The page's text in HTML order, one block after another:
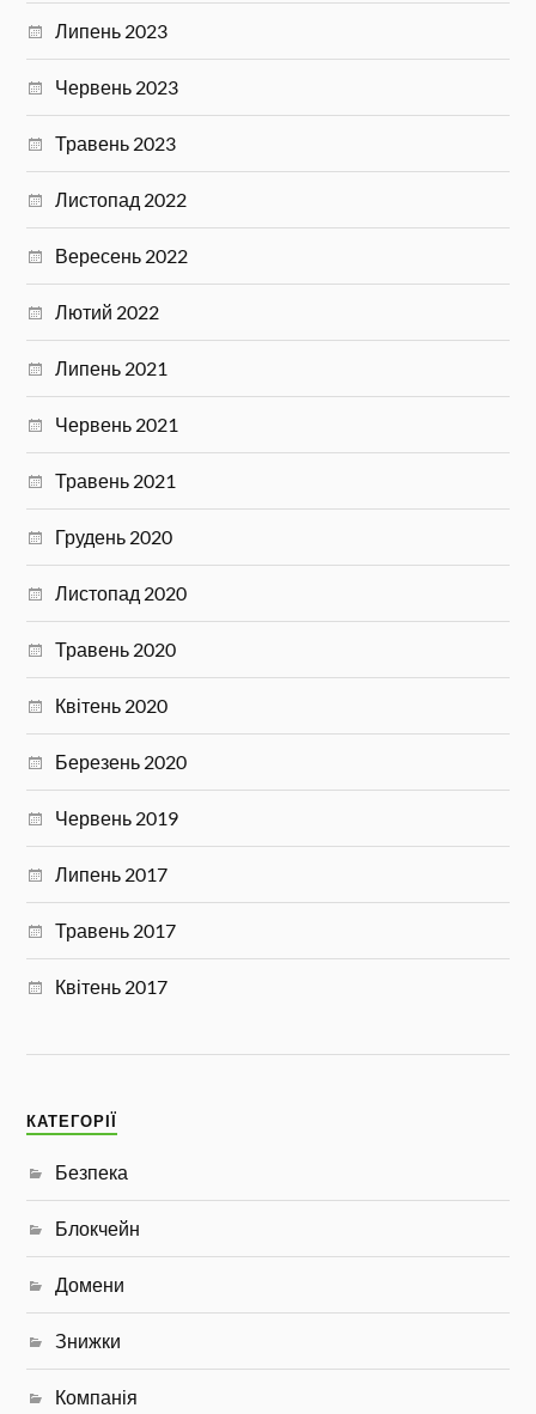
Липень 2023
Червень 2023
Травень 2023
Листопад 2022
Вересень 2022
Лютий 2022
Липень 2021
Червень 2021
Травень 2021
Грудень 2020
Листопад 2020
Травень 2020
Квітень 2020
Березень 2020
Червень 2019
Липень 2017
Травень 2017
Квітень 2017
КАТЕГОРІЇ
Безпека
Блокчейн
Домени
Знижки
Компанія